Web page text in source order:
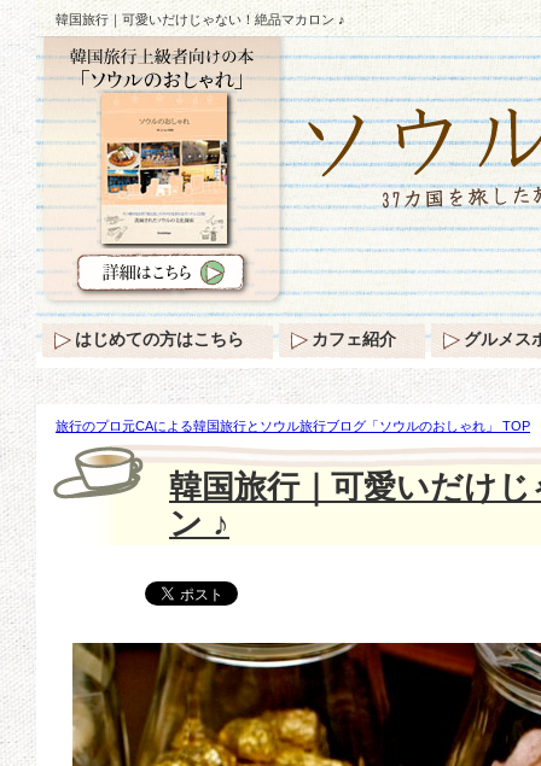
韓国旅行｜可愛いだけじゃない！絶品マカロン ♪
旅行のプロ元CAによる韓国旅行とソウル旅行ブログ「ソウルのおしゃれ」 TOP
｜可愛いだけじゃない！絶品マカロン ♪
韓国旅行｜可愛いだけ
ン ♪
はじめての方はこちら カフェ紹介 グルメス